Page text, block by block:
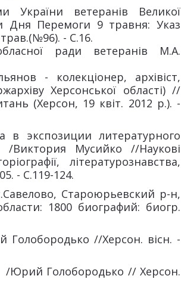
України ветеранів Великої
Дня Перемоги 9 травня: Указ
- С.16.
ради ветеранів М.А.
- колекціонер, архівіст,
Херсонської області) //
(Херсон, 19 квіт. 2012 р.). -
экспозиции литературного
/Виктория Мусийко //Наукові
літературознавства,
- С.119-124.
Староюрьевский р-н,
1800 биографий: биогр.
//Херсон. вісн. -
Голобородько // Херсон.